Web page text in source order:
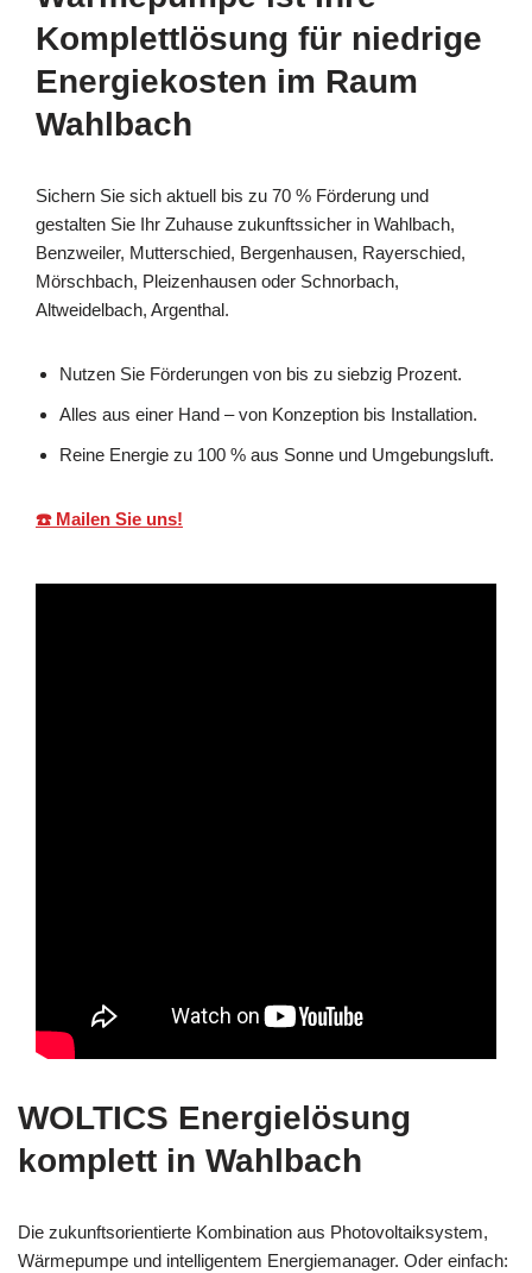
Komplettlösung für niedrige
Energiekosten im Raum
Wahlbach
Sichern Sie sich aktuell bis zu 70 % Förderung und
gestalten Sie Ihr Zuhause zukunftssicher in Wahlbach,
Benzweiler, Mutterschied, Bergenhausen, Rayerschied,
Mörschbach, Pleizenhausen oder Schnorbach,
Altweidelbach, Argenthal.
Nutzen Sie Förderungen von bis zu siebzig Prozent.
Alles aus einer Hand – von Konzeption bis Installation.
Reine Energie zu 100 % aus Sonne und Umgebungsluft.
☎️ Mailen Sie uns!
WOLTICS Energielösung
komplett in Wahlbach
Die zukunftsorientierte Kombination aus Photovoltaiksystem,
Wärmepumpe und intelligentem Energiemanager. Oder einfach: